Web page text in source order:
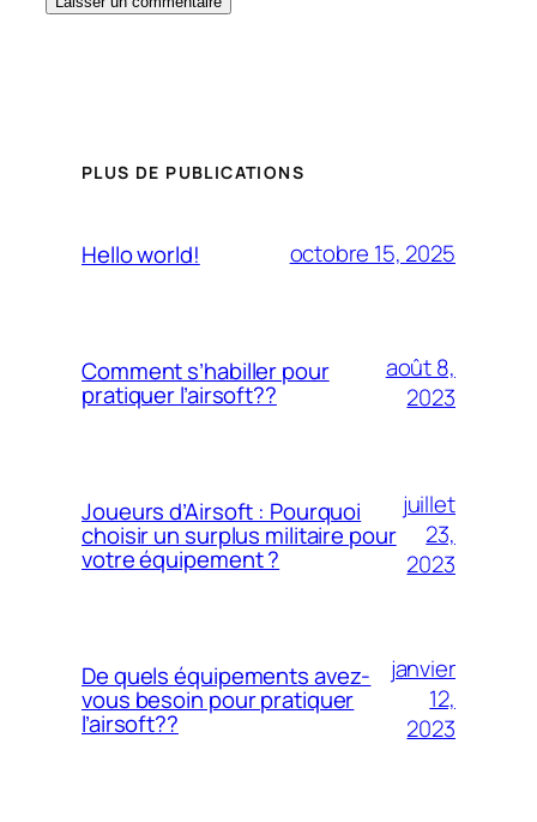
PLUS DE PUBLICATIONS
Hello world! octobre 15, 2025
Comment s’habiller pour
pratiquer l’airsoft??
août 8,
2023
Joueurs d’Airsoft : Pourquoi
choisir un surplus militaire pour
votre équipement ?
juillet
23,
2023
De quels équipements avez-
vous besoin pour pratiquer
l’airsoft??
janvier
12,
2023